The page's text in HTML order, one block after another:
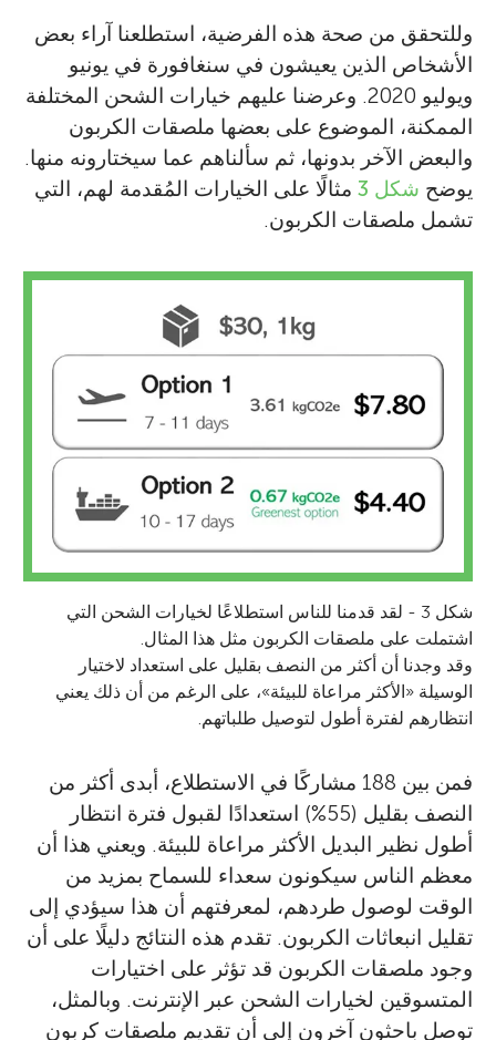
وللتحقق من صحة هذه الفرضية، استطلعنا آراء بعض
الأشخاص الذين يعيشون في سنغافورة في يونيو
ويوليو 2020. وعرضنا عليهم خيارات الشحن المختلفة
الممكنة، الموضوع على بعضها ملصقات الكربون
والبعض الآخر بدونها، ثم سألناهم عما سيختارونه منها.
يوضح شكل 3
مثالًا على الخيارات المُقدمة لهم، التي
تشمل ملصقات الكربون.
شكل 3 - لقد قدمنا للناس استطلاعًا لخيارات الشحن التي
اشتملت على ملصقات الكربون مثل هذا المثال.
وقد وجدنا أن أكثر من النصف بقليل على استعداد لاختيار
الوسيلة «الأكثر مراعاة للبيئة»، على الرغم من أن ذلك يعني
انتظارهم لفترة أطول لتوصيل طلباتهم.
فمن بين 188 مشاركًا في الاستطلاع، أبدى أكثر من
النصف بقليل (55%) استعدادًا لقبول فترة انتظار
أطول نظير البديل الأكثر مراعاة للبيئة. ويعني هذا أن
معظم الناس سيكونون سعداء للسماح بمزيد من
الوقت لوصول طردهم، لمعرفتهم أن هذا سيؤدي إلى
تقليل انبعاثات الكربون. تقدم هذه النتائج دليلًا على أن
وجود ملصقات الكربون قد تؤثر على اختيارات
المتسوقين لخيارات الشحن عبر الإنترنت. وبالمثل،
توصل باحثون آخرون إلى أن تقديم ملصقات كربون